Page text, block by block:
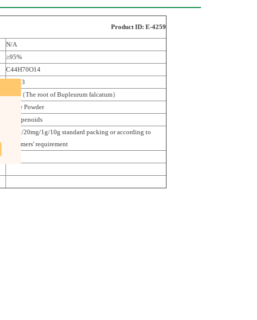
Product ID: E-4259
N/A
≥95%
C44H70O14
823.03
柴胡（The root of Bupleurum falcatum）
White Powder
Triterpenoids
10mg/20mg/1g/10g standard packing or according to
customers' requirement